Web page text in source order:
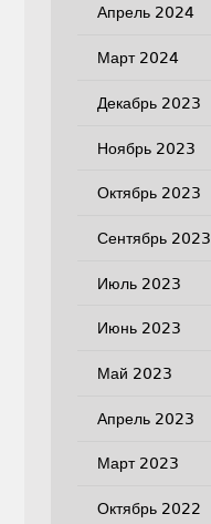
Апрель 2024
Март 2024
Декабрь 2023
Ноябрь 2023
Октябрь 2023
Сентябрь 2023
Июль 2023
Июнь 2023
Май 2023
Апрель 2023
Март 2023
Октябрь 2022